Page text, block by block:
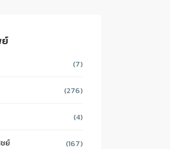
(7)
(276)
(4)
ย์ (167)